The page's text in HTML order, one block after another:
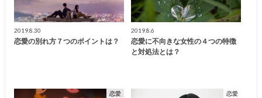
2019.8.30
恋愛の別れ方７つのポイントは？
2019.8.6
恋愛に不向きな女性の４つの特徴
と対処法とは？
恋愛 恋愛